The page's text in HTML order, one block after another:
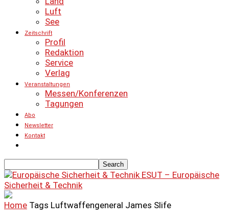
Luft
See
Zeitschrift
Profil
Redaktion
Service
Verlag
Veranstaltungen
Messen/Konferenzen
Tagungen
Abo
Newsletter
Kontakt
ESUT – Europäische
Sicherheit & Technik
Home Tags Luftwaffengeneral James Slife